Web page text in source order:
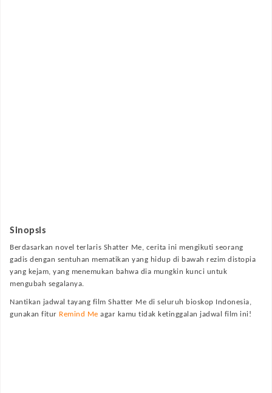
Sinopsis
Berdasarkan novel terlaris Shatter Me, cerita ini mengikuti seorang
gadis dengan sentuhan mematikan yang hidup di bawah rezim distopia
yang kejam, yang menemukan bahwa dia mungkin kunci untuk
mengubah segalanya.
Nantikan jadwal tayang film Shatter Me di seluruh bioskop Indonesia,
gunakan fitur Remind Me agar kamu tidak ketinggalan jadwal film ini!